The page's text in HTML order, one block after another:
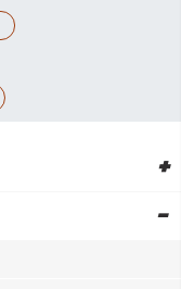
+
-